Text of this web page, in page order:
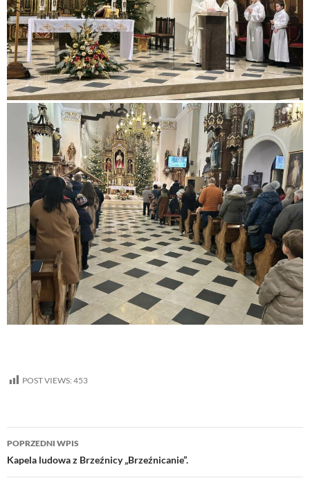
POST VIEWS: 453
Nawigacja
wpisu
POPRZEDNI WPIS
Kapela ludowa z Brzeźnicy „Brzeźnicanie”.